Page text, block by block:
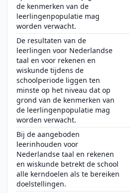
de kenmerken van de
leerlingenpopulatie mag
worden verwacht.
De resultaten van de
leerlingen voor Nederlandse
taal en voor rekenen en
wiskunde tijdens de
schoolperiode liggen ten
minste op het niveau dat op
grond van de kenmerken van
de leerlingenpopulatie mag
worden verwacht.
Bij de aangeboden
leerinhouden voor
Nederlandse taal en rekenen
en wiskunde betrekt de school
alle kerndoelen als te bereiken
doelstellingen.